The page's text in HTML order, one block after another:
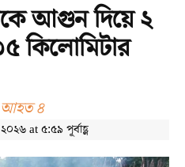
আগুন দিয়ে ২
কিলোমিটার
আহত ৪
at ৫:৫৯ পূর্বাহ্ণ